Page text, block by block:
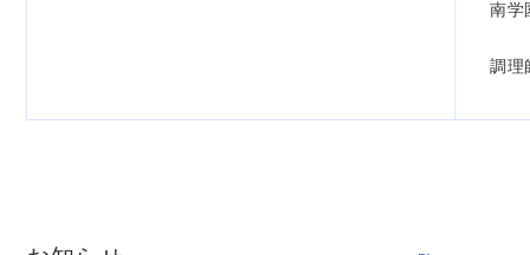
南学
調理